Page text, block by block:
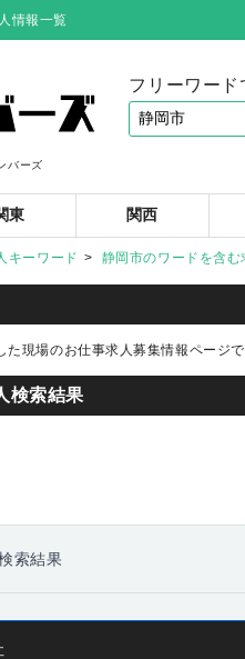
情報一覧
バーズ
フリーワード
東 関西
キーワード 静岡市のワードを含む
た現場のお仕事求人募集情報ページ
検索結果
索結果